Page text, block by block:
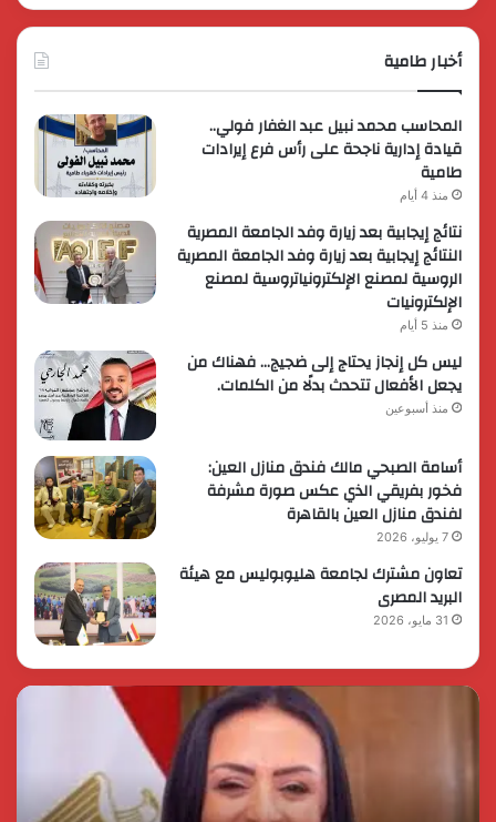
أخبار طامية
المحاسب محمد نبيل عبد الغفار فولي..
قيادة إدارية ناجحة على رأس فرع إيرادات
طامية
منذ 4 أيام
نتائج إيجابية بعد زيارة وفد الجامعة المصرية
النتائج إيجابية بعد زيارة وفد الجامعة المصرية
الروسية لمصنع الإلكترونياتروسية لمصنع
الإلكترونيات
منذ 5 أيام
ليس كل إنجاز يحتاج إلى ضجيج… فهناك من
يجعل الأفعال تتحدث بدلًا من الكلمات.
منذ أسبوعين
أسامة الصبحي مالك فندق منازل العين:
فخور بفريقي الذي عكس صورة مشرفة
لفندق منازل العين بالقاهرة
7 يوليو، 2026
تعاون مشترك لجامعة هليوبوليس مع هيئة
البريد المصرى
31 مايو، 2026
الرئيس
القوات